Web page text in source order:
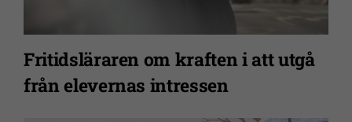
Fritidsläraren om kraften i att utgå
från elevernas intressen